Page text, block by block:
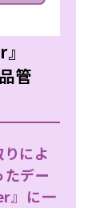
管
によ
デー
』に一